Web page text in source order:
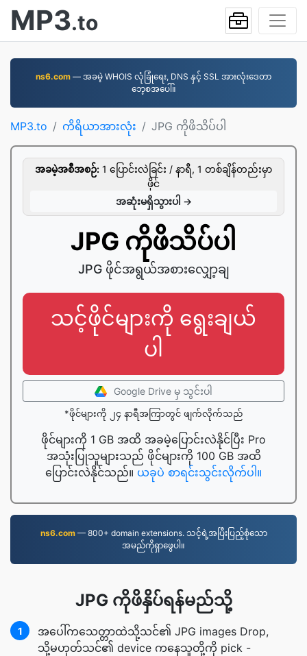
MP3.to
ns6.com — အခမဲ့ WHOIS လုံခြုံရေး, DNS နှင့် SSL အားလုံးဒေတာ
ဘေ့စအပေါ်။
MP3.to ကိရိယာအားလုံး JPG ကိုဖိသိပ်ပါ
အခမဲ့အစီအစဉ်: 1 ပြောင်းလဲခြင်း / နာရီ, 1 တစ်ချိန်တည်းမှာ
ဖိုင်
အဆုံးမရှိသွားပါ →
JPG ကိုဖိသိပ်ပါ
JPG ဖိုင်အရွယ်အစားလျှော့ချ
သင့်ဖိုင်များကို ရွေးချယ်
ပါ
Google Drive မှ သွင်းပါ
*ဖိုင်များကို ၂၄ နာရီအကြာတွင် ဖျက်လိုက်သည်
ဖိုင်များကို 1 GB အထိ အခမဲ့ပြောင်းလဲနိုင်ပြီး Pro
အသုံးပြုသူများသည် ဖိုင်များကို 100 GB အထိ
ပြောင်းလဲနိုင်သည်။ ယခုပဲ စာရင်းသွင်းလိုက်ပါ။
ns6.com— 800+ domain extensions. သင့်ရဲ့အပြီးပြည့်စုံသော
အမည်ကိုရှာဖွေပါ။
JPG ကိုဖိနှိပ်ရန်မည်သို့
1
အပေါ်ကသေတ္တာထဲသို့သင်၏ JPG images Drop,
သို့မဟုတ်သင်၏ device ကနေသူတို့ကို pick -